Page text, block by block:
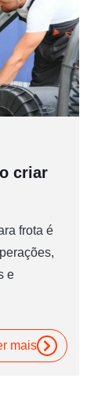
criar
frota é
e
mais